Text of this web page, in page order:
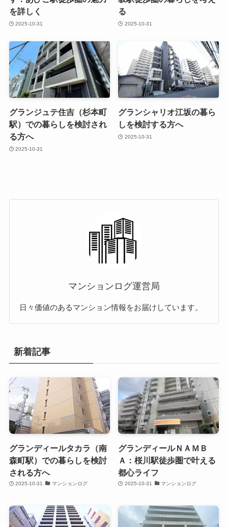
を詳しく
2025-10-31
る
2025-10-31
グランジュテ住吉（杉本町
駅）での暮らしを検討され
る方へ
2025-10-31
グランシャリオ江坂の暮ら
しを検討する方へ
2025-10-31
マンションログ運営局
日々価値のあるマンション情報をお届けしています。
新着記事
グランディールタカラ（南
森町駅）での暮らしを検討
される方へ
2025-10-31 マンションログ
グランディールＮＡＭＢ
Ａ：桜川駅徒歩圏で叶える
都心ライフ
2025-10-31 マンションログ